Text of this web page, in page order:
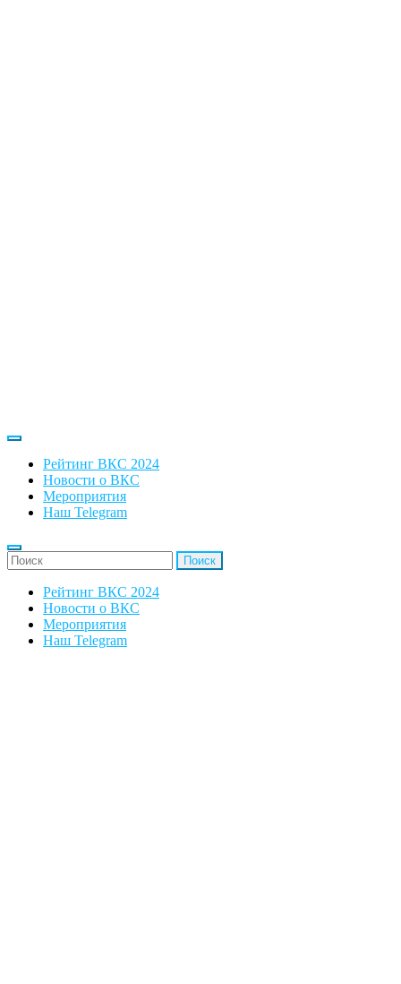
Рейтинг ВКС 2024
Новости о ВКС
Мероприятия
Наш Telegram
'Найти:
Рейтинг ВКС 2024
Новости о ВКС
Мероприятия
Наш Telegram